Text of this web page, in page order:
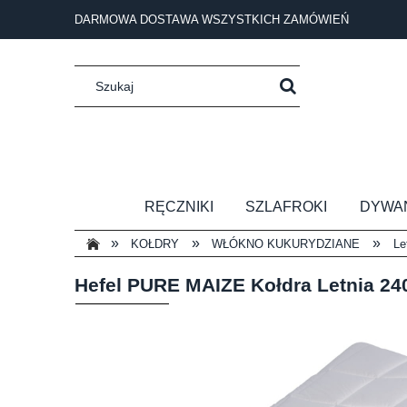
DARMOWA DOSTAWA WSZYSTKICH ZAMÓWIEŃ
RĘCZNIKI SZLAFROKI
» KOŁDRY » WŁÓKNO KUKURYDZIANE »
Hefel PURE MAIZE Kołdra Letnia